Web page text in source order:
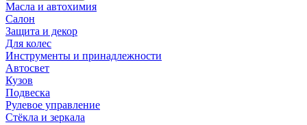
Масла и автохимия
Салон
Защита и декор
Для колес
Инструменты и принадлежности
Автосвет
Кузов
Подвеска
Рулевое управление
Стёкла и зеркала